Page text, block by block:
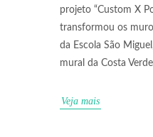
projeto “Custom X
transformou os
da Escola São
mural da Costa
Veja mais